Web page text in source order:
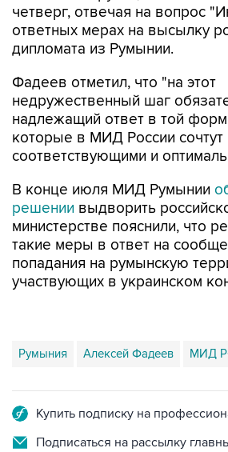
четверг, отвечая на вопрос
ответных мерах на высылку
дипломата из Румынии.
Фадеев отметил, что "на этот
недружественный шаг
надлежащий ответ в той
которые в МИД России сочтут
соответствующими и
В конце июля МИД Румынии
решении выдворить
министерстве пояснили, что
такие меры в ответ на
попадания на румынскую
участвующих в украинском
Румыния Алексей Фадеев МИД
Купить подписку на
Подписаться на рассылку